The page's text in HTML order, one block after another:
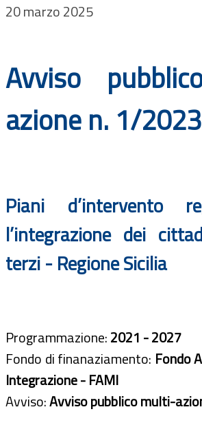
Documenti
Bandi
20 marzo 2025
Avviso
azione n. 1/2023
Piani d’intervento
l’integrazione dei
terzi - Regione Sicilia
Programmazione:2021 - 2027
Fondo di finanaziamento: Fondo
Integrazione - FAMI
Avviso:Avviso pubblico multi-